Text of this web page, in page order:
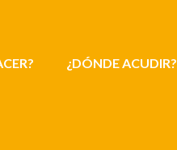
¿DÓNDE ACUDIR?